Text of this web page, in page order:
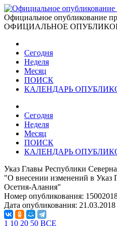
Официальное опубликование
ОФИЦИАЛЬНОЕ
Сегодня
Неделя
Месяц
ПОИСК
КАЛЕНДАРЬ
Сегодня
Неделя
Месяц
ПОИСК
КАЛЕНДАРЬ
Указ Главы Республики
"О внесении изменений в Указ
Осетия-Алания"
Номер опубликования:
Дата опубликования: 21.03.2018
1 10 20 50 ВСЕ